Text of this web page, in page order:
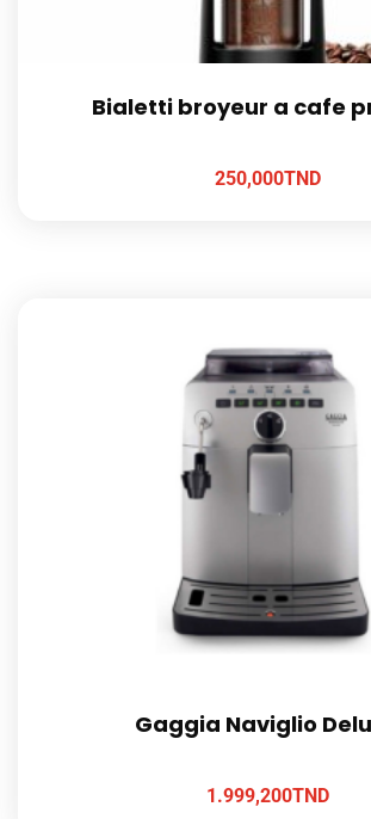
Bialetti broyeur a cafe
250,000TND
Gaggia Naviglio
1.999,200TND